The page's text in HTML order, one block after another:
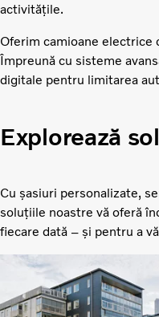
activitățile.
Oferim camioane
Împreună cu sisteme
digitale pentru limitarea
Explorează
Cu șasiuri personalizate,
soluțiile noastre vă oferă
fiecare dată – și pentru a